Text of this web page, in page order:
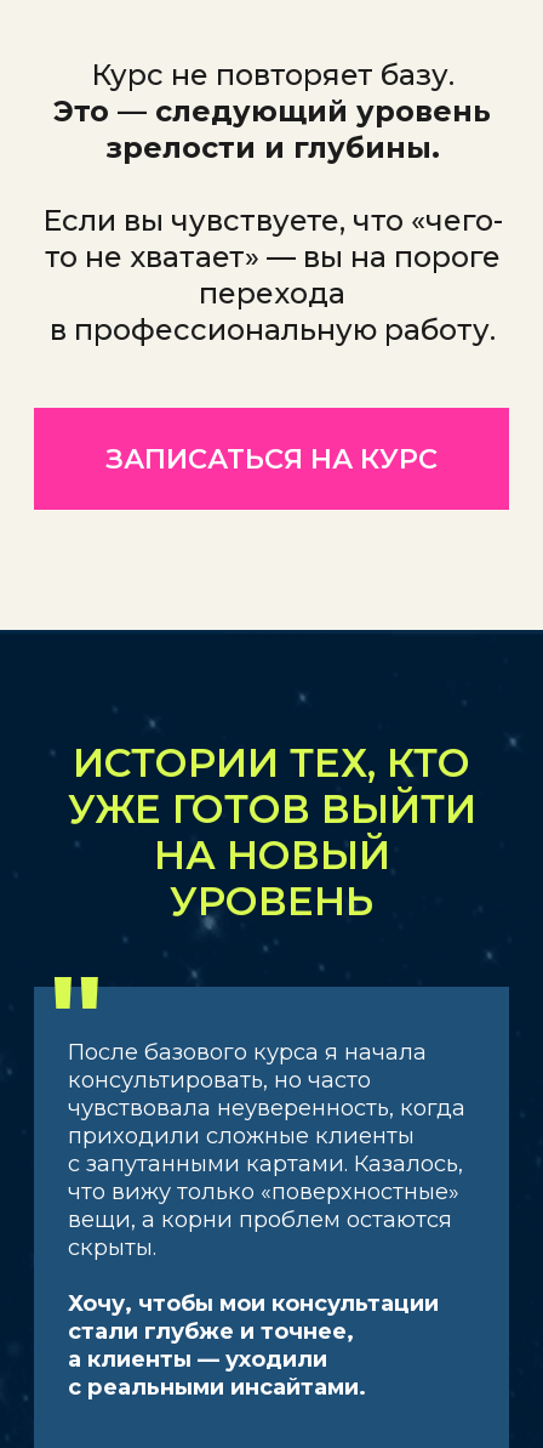
"
ХОЧУ УГЛУБИТЬ НАВЫКИ И
ПОВЫСИТЬ КАЧЕСТВО
КОНСУЛЬТАЦИЙ
НА КУРСЕ:
Влияние аспектов на натива
Сила аспектов (алгоритм
Конфигурации
Заложенные сценарии в аспектах
3. Сценарии в Натальной карте
Чтение сценариев через аспекты
Чтение сценарием через связи
Сборка сценариев
карты и их интерпретация
1. Финансы. Карьера. Профессия.
Сценарии II дома. Знак, управитель,
работник, аспекты (алгоритм работы)
Сценарии X, V, VI, VIII домов
в контексте бизнеса и финансов
(профессии, источники доходов)
Особенности личности и их влияние
на сферу финансов
Блоки, мешающие заработку
Сборка модели финансов
и профессии с учетом особенностей
личности
2. Личные отношения. Брак.
запрос (гендерные планеты)
Сценарий VII дома. Знак, управитель,
работник, аспекты (алгоритм работы)
безбрачие, на развод, на вдовство
Влияние I, IV, V, VIII домов
на отношения
Тематические разборы
на темы рода, деторождения,
брака, предназначения,
финансов и карьеры